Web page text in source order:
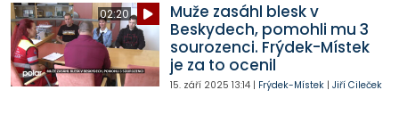
02:20
Muže zasáhl blesk v
Beskydech, pomohli mu 3
sourozenci. Frýdek-Místek
je za to ocenil
15. září 2025 13:14| Frýdek-Místek| Jiří Cileček